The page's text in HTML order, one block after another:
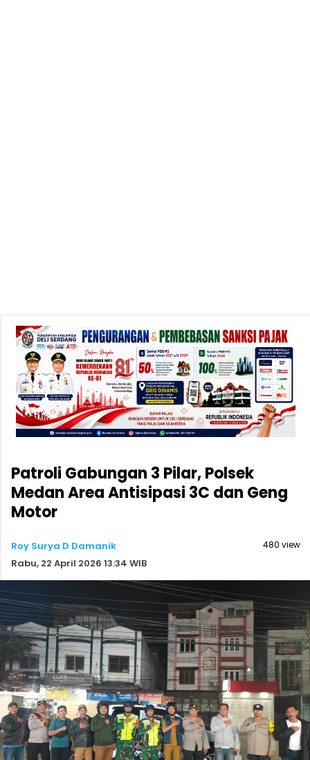
Patroli Gabungan 3 Pilar, Polsek
Medan Area Antisipasi 3C dan Geng
Motor
Roy Surya D Damanik
Rabu, 22 April 2026 13:34 WIB
480 view